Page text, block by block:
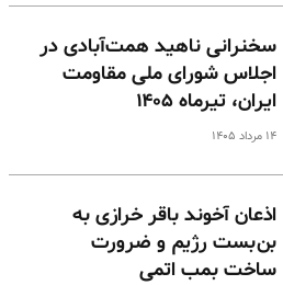
سخنرانی ناهید همت‌آبادی در
اجلاس شورای ملی مقاومت
ایران، تیرماه ۱۴۰۵
۱۴ مرداد ۱۴۰۵
اذعان آخوند باقر خرازی به
بن‌بست رژیم و ضرورت
ساخت بمب اتمی